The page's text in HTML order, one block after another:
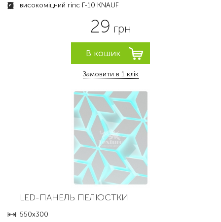
високоміцний гіпс Г-10 KNAUF
29 грн
Замовити в 1 клік
LED-ПАНЕЛЬ ПЕЛЮСТКИ
550х300